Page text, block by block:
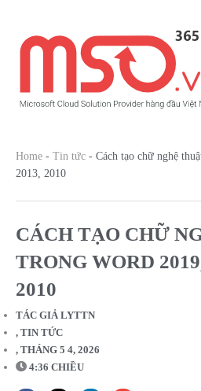
Home - Tin tức - Cách tạo chữ nghệ
2013, 2010
CÁCH TẠO CHỮ
TRONG WORD
2010
TÁC GIẢ LYTTN
, TIN TỨC
, THÁNG 5 4, 2026
4:36 CHIỀU